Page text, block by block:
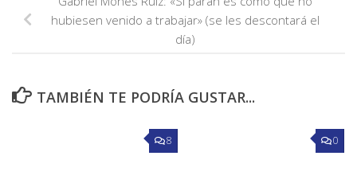
hubiesen venido a trabajar» (se les descontará el
día)
TAMBIÉN TE PODRÍA GUSTAR...
8 0